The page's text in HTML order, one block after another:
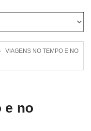
NO TEMPO E NO
e no